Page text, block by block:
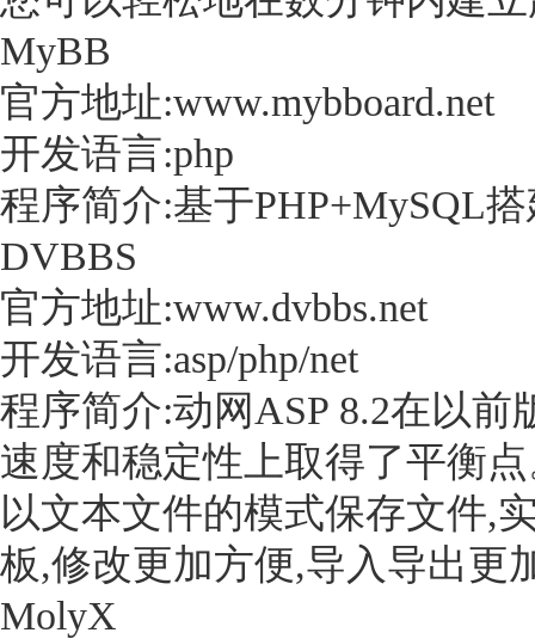
MyBB
官方地址:www.mybboard.net
开发语言:php
程序简介:基于PHP+MySQL
DVBBS
官方地址:www.dvbbs.net
开发语言:asp/php/net
程序简介:动网ASP 8.2在以
速度和稳定性上取得了平衡
以文本文件的模式保存文件,
板,修改更加方便,导入导出更
MolyX